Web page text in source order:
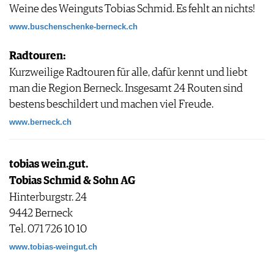
Weine des Weinguts Tobias Schmid. Es fehlt an nichts!
www.buschenschenke-berneck.ch
Radtouren:
Kurzweilige Radtouren für alle, dafür kennt und liebt
man die Region Berneck. Insgesamt 24 Routen sind
bestens beschildert und machen viel Freude.
www.berneck.ch
tobias wein.gut.
Tobias Schmid & Sohn AG
Hinterburgstr. 24
9442 Berneck
Tel. 071 726 10 10
www.tobias-weingut.ch